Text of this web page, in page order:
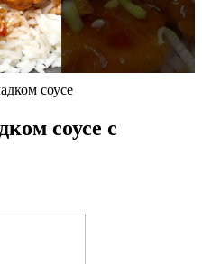
соусе
соусе с